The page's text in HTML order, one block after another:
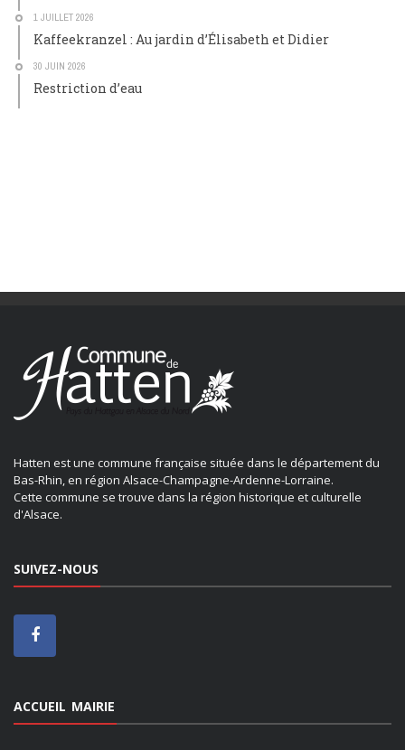
1 JUILLET 2026
Kaffeekranzel : Au jardin d’Élisabeth et Didier
30 JUIN 2026
Restriction d’eau
Hatten est une commune française située dans le département du
Bas-Rhin, en région Alsace-Champagne-Ardenne-Lorraine.
Cette commune se trouve dans la région historique et culturelle
d'Alsace.
SUIVEZ-NOUS
ACCUEIL MAIRIE